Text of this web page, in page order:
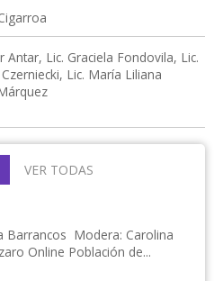
Antar, Lic. Graciela Fondovila, Lic.
Lic. María Liliana
VER TODAS
Modera: Carolina
Czerniecki de Lázaro Online Población de...